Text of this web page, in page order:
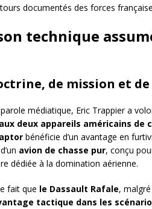
documentés des forces
technique
de mission et
médiatique, Eric Trappier a
deux appareils américains de
bénéficie d’un avantage en
avion de chasse pur, conçu
dédiée à la domination aérienne.
fait que le Dassault Rafale,
tactique dans les